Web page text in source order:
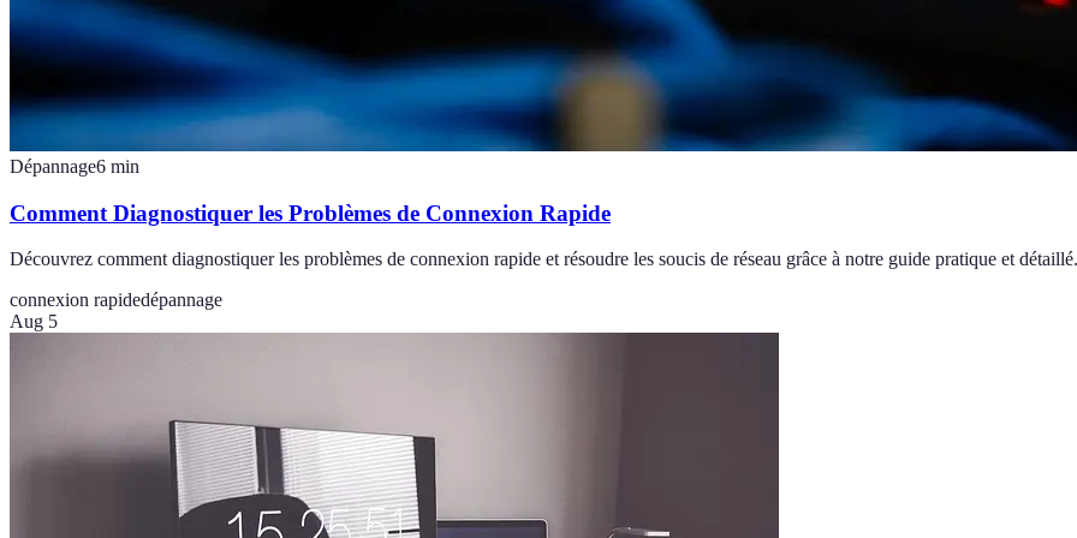
Dépannage6 min
Comment Diagnostiquer les Problèmes de Connexion Rapide
Découvrez comment diagnostiquer les problèmes de connexion rapide et résoudre les soucis de réseau grâce à notre guide pratique et détaillé.
connexion rapidedépannage
Aug 5